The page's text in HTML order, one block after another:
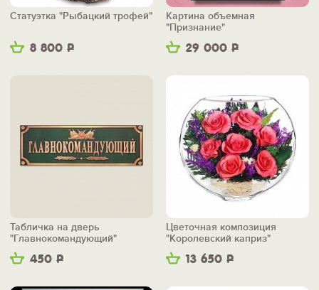
8 800 Р
Статуэтка "Рыбацкий трофей"
29 000 Р
Картина объемная
"Признание"
450 Р
Табличка на дверь
"Главнокомандующий"
13 650 Р
Цветочная композиция
"Королевский каприз"